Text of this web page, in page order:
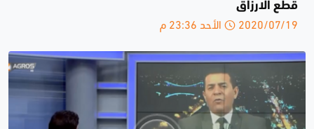
قطع الارزاق
2020/07/19 الأحد 23:36 م